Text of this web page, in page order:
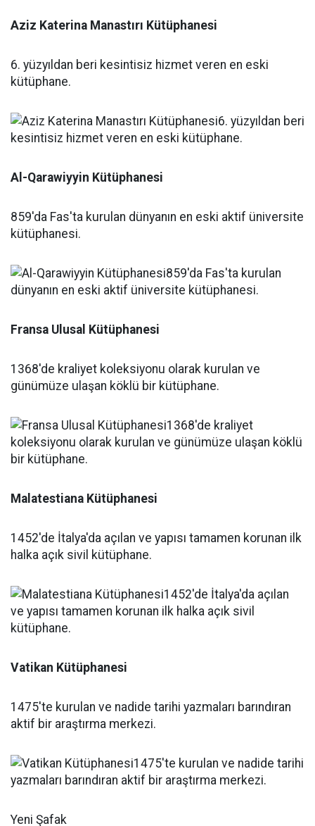
Aziz Katerina Manastırı Kütüphanesi
6. yüzyıldan beri kesintisiz hizmet veren en eski
kütüphane.
Al-Qarawiyyin Kütüphanesi
859'da Fas'ta kurulan dünyanın en eski aktif üniversite
kütüphanesi.
Fransa Ulusal Kütüphanesi
1368'de kraliyet koleksiyonu olarak kurulan ve
günümüze ulaşan köklü bir kütüphane.
Malatestiana Kütüphanesi
1452'de İtalya'da açılan ve yapısı tamamen korunan ilk
halka açık sivil kütüphane.
Vatikan Kütüphanesi
1475'te kurulan ve nadide tarihi yazmaları barındıran
aktif bir araştırma merkezi.
Yeni Şafak